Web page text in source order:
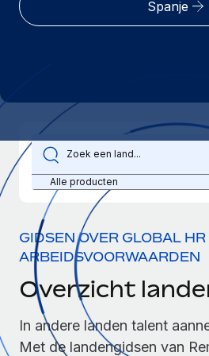
Zzp'ers internationaal
INFRASTRUCTUUR
Remote Embedded
HR naadloos in workflows
Platform
Ingebouwde essentiële HR-
Verbinden
Nieuw
AI-tools koppelen aan Remote
Integraties
Processen stroomlijnen met
bedrijven
Mid-market
Teams uitbreiden met HR
Enterprise
Global HR voor grote bedrijven
WERK MET ONS SAMEN
Strategische
Integreer global HR flexibel in je
Een partner worden
Betalingscalculator voor
LEREN MET REMOTE
Onderzoek en gidsen
Casestudy's
HR-woordenlijst
Checklists en templates
Bibliotheek met
Webinars
Evenementen
Nederlands
Deutsch
Español
Italiano
Português (Portugal)
日本語
한국어
中文（简体）
Inloggen
Spanje
Alle producten
GIDSEN OVER GLOBAL
ARBEIDSVOORWAARDEN
Overzicht
In andere landen talent
Met de landengidsen van